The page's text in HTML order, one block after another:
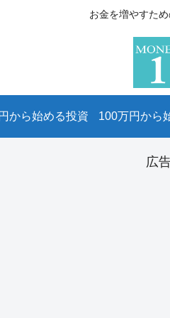
お金を増やすた
から始める投資 100万円から
広